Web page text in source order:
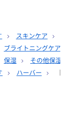
スキンケア
ブライトニングケア
保湿
その他保湿
ハーバー ［